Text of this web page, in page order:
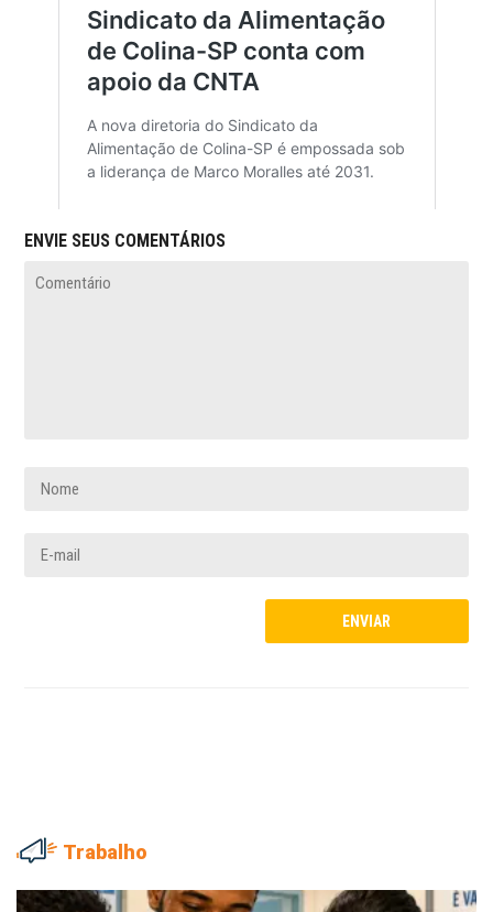
ENVIE SEUS COMENTÁRIOS
Trabalho